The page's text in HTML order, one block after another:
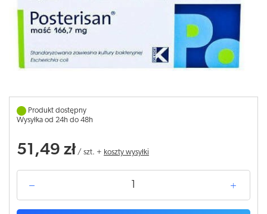
Produkt dostępny
Wysyłka od 24h do 48h
51,49 zł / szt. + koszty wysyłki